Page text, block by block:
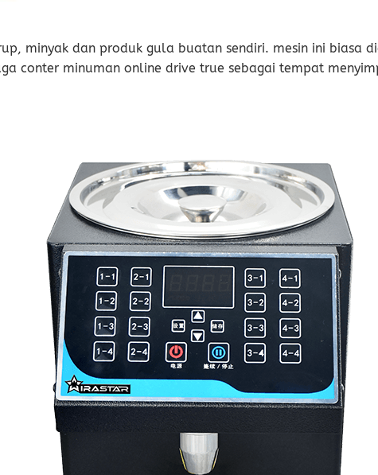
minyak dan produk gula buatan sendiri. mesin ini biasa
conter minuman online drive true sebagai tempat